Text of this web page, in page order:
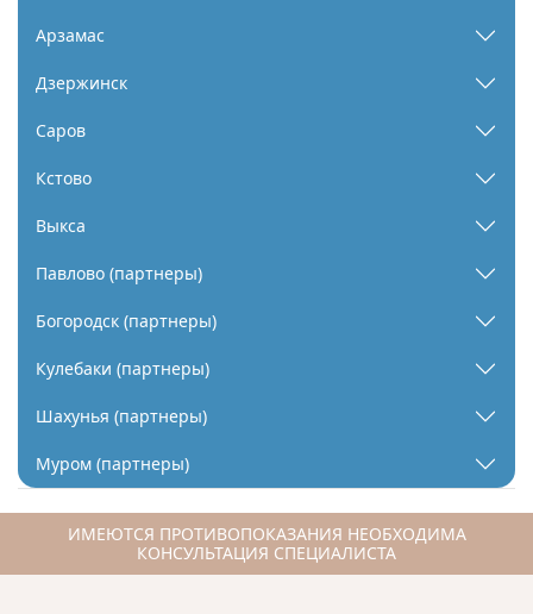
Арзамас
Дзержинск
Саров
Кстово
Выкса
Павлово (партнеры)
Богородск (партнеры)
Кулебаки (партнеры)
Шахунья (партнеры)
Муром (партнеры)
ИМЕЮТСЯ ПРОТИВОПОКАЗАНИЯ НЕОБХОДИМА
КОНСУЛЬТАЦИЯ СПЕЦИАЛИСТА